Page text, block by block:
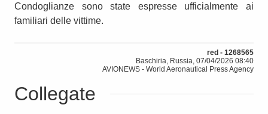
Condoglianze sono state espresse ufficialmente ai
familiari delle vittime.
red - 1268565
Baschiria, Russia, 07/04/2026 08:40
AVIONEWS - World Aeronautical Press Agency
Collegate